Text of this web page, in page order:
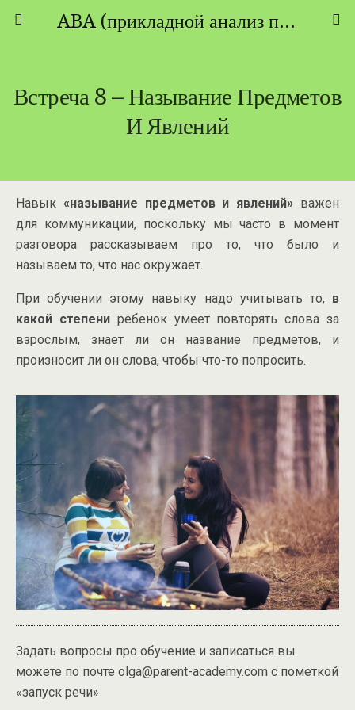
ABA (прикладной анализ поведения) - ТЕОРИЯ И ПРАКТИКА
Встреча 8 – Называние Предметов
И Явлений
Навык «называние предметов и явлений» важен
для коммуникации, поскольку мы часто в момент
разговора рассказываем про то, что было и
называем то, что нас окружает.
При обучении этому навыку надо учитывать то, в
какой степениребенок умеет повторять слова за
взрослым, знает ли он название предметов, и
произносит ли он слова, чтобы что-то попросить.
Задать вопросы про обучение и записаться вы
можете по почте olga@parent-academy.com с пометкой
«запуск речи»